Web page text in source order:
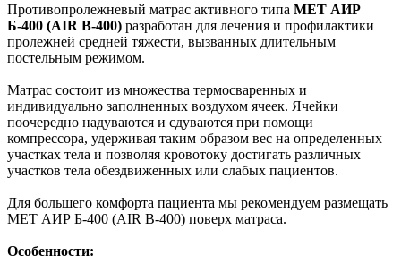
Противопролежневый матрас активного типа MET АИР
Б-400 (AIR B-400) разработан для лечения и профилактики
пролежней средней тяжести, вызванных длительным
постельным режимом.
Матрас состоит из множества термосваренных и
индивидуально заполненных воздухом ячеек. Ячейки
поочередно надуваются и сдуваются при помощи
компрессора, удерживая таким образом вес на определенных
участках тела и позволяя кровотоку достигать различных
участков тела обездвиженных или слабых пациентов.
Для большего комфорта пациента мы рекомендуем размещать
MET АИР Б-400 (AIR B-400) поверх матраса.
Особенности: